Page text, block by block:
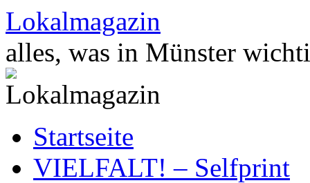
Zum
Inhalt
springen
Lokalmagazin
alles, was in Münster
Startseite
VIELFALT! – Selfprint